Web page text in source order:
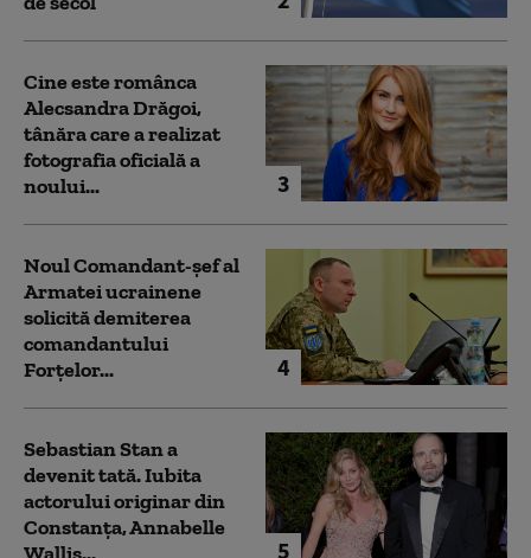
3
Cine este românca
Alecsandra Drăgoi,
tânăra care a realizat
fotografia oficială a
noului...
4
Noul Comandant-șef al
Armatei ucrainene
solicită demiterea
comandantului
Forțelor...
5
Sebastian Stan a
devenit tată. Iubita
actorului originar din
Constanța, Annabelle